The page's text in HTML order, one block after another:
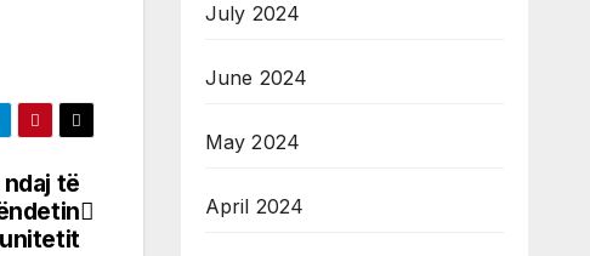
të
July 2024
June 2024
May 2024
April 2024